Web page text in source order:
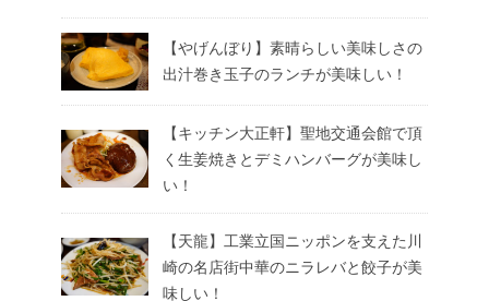
【やげんぼり】素晴らしい美味しさの
出汁巻き玉子のランチが美味しい！
【キッチン大正軒】聖地交通会館で頂
く生姜焼きとデミハンバーグが美味し
い！
【天龍】工業立国ニッポンを支えた川
崎の名店街中華のニラレバと餃子が美
味しい！